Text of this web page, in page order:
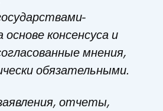
консенсуса и
мнения,
обязательными.
отчеты,